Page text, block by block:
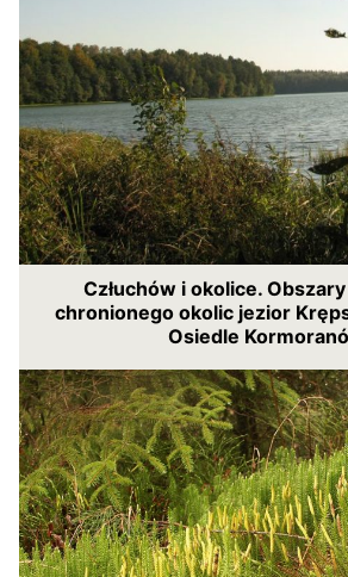
Człuchów i okolice.
chronionego okolic jezior
Osiedle